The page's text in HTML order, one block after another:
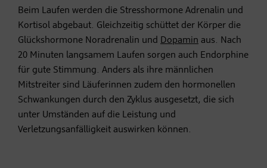
Beim Laufen werden die Stresshormone Adrenalin und
Kortisol abgebaut. Gleichzeitig schüttet der Körper die
Glückshormone Noradrenalin und Dopamin aus. Nach
20 Minuten langsamem Laufen sorgen auch Endorphine
für gute Stimmung. Anders als ihre männlichen
Mitstreiter sind Läuferinnen zudem den hormonellen
Schwankungen durch den Zyklus ausgesetzt, die sich
unter Umständen auf die Leistung und
Verletzungsanfälligkeit auswirken können.